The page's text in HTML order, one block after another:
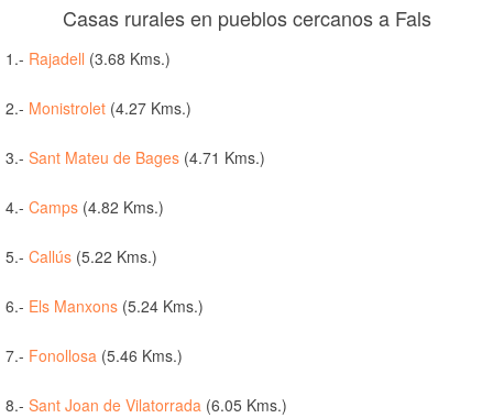
Casas rurales en pueblos cercanos a Fals
1.- Rajadell (3.68 Kms.)
2.- Monistrolet (4.27 Kms.)
3.- Sant Mateu de Bages (4.71 Kms.)
4.- Camps (4.82 Kms.)
5.- Callús (5.22 Kms.)
6.- Els Manxons (5.24 Kms.)
7.- Fonollosa (5.46 Kms.)
8.- Sant Joan de Vilatorrada (6.05 Kms.)